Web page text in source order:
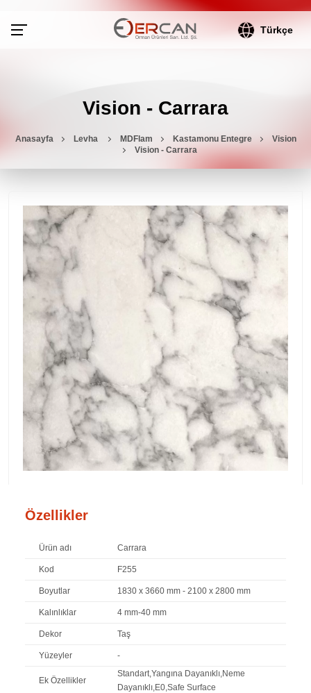
Türkçe
Vision - Carrara
Anasayfa Levha MDFlam Kastamonu Entegre
Vision
Vision - Carrara
Özellikler
Ürün adı Carrara
Kod F255
Boyutlar 1830 x 3660 mm - 2100 x 2800 mm
Kalınlıklar 4 mm-40 mm
Dekor Taş
Yüzeyler -
Ek Özellikler
Standart,Yangına Dayanıklı,Neme
Dayanıklı,E0,Safe Surface